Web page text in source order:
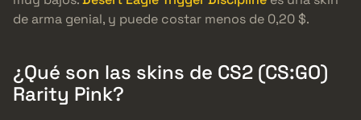
de arma genial, y puede costar menos de 0,20 $.
¿Qué son las skins de CS2 (CS:GO)
Rarity Pink?